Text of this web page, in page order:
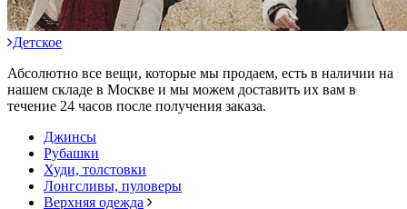
Детское
Абсолютно все вещи, которые мы продаем, есть в наличии на
нашем складе в Москве и мы можем доставить их вам в
течение 24 часов после получения заказа.
Джинсы
Рубашки
Худи, толстовки
Лонгсливы, пуловеры
Верхняя одежда